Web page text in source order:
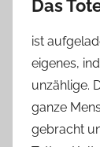
Das
ist
eigenes,
unzählige.
ganze
gebracht